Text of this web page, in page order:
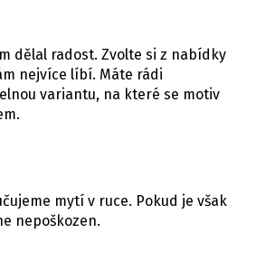
dělal radost. Zvolte si z nabídky
nejvíce líbí. Máte rádi
variantu, na které se motiv
mytí v ruce. Pokud je však
nepoškozen.